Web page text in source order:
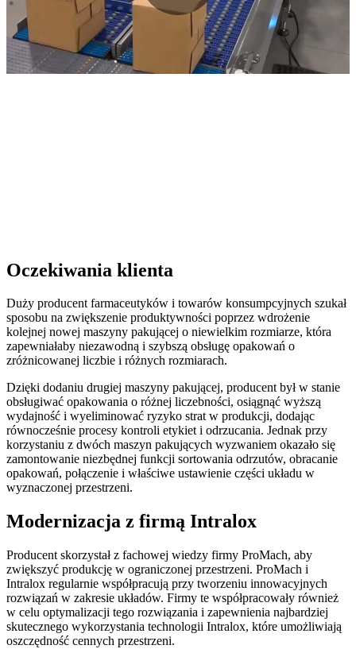
Oczekiwania klienta
Duży producent farmaceutyków i towarów konsumpcyjnych szukał
sposobu na zwiększenie produktywności poprzez wdrożenie
kolejnej nowej maszyny pakującej o niewielkim rozmiarze, która
zapewniałaby niezawodną i szybszą obsługę opakowań o
zróżnicowanej liczbie i różnych rozmiarach.
Dzięki dodaniu drugiej maszyny pakującej, producent był w stanie
obsługiwać opakowania o różnej liczebności, osiągnąć wyższą
wydajność i wyeliminować ryzyko strat w produkcji, dodając
równocześnie procesy kontroli etykiet i odrzucania. Jednak przy
korzystaniu z dwóch maszyn pakujących wyzwaniem okazało się
zamontowanie niezbędnej funkcji sortowania odrzutów, obracanie
opakowań, połączenie i właściwe ustawienie części układu w
wyznaczonej przestrzeni.
Modernizacja z firmą Intralox
Producent skorzystał z fachowej wiedzy firmy ProMach, aby
zwiększyć produkcję w ograniczonej przestrzeni. ProMach i
Intralox regularnie współpracują przy tworzeniu innowacyjnych
rozwiązań w zakresie układów. Firmy te współpracowały również
w celu optymalizacji tego rozwiązania i zapewnienia najbardziej
skutecznego wykorzystania technologii Intralox, które umożliwiają
oszczędność cennych przestrzeni.